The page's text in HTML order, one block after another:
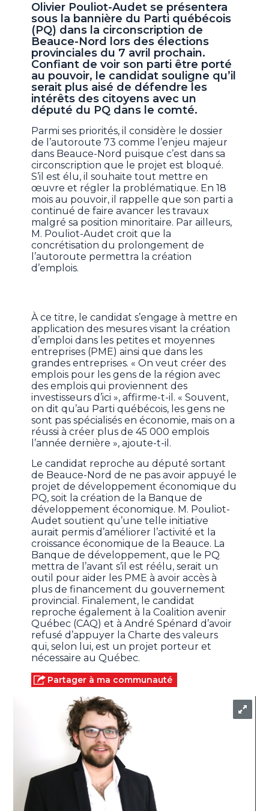
Olivier Pouliot-Audet se présentera
sous la bannière du Parti québécois
(PQ) dans la circonscription de
Beauce-Nord lors des élections
provinciales du 7 avril prochain.
Confiant de voir son parti être porté
au pouvoir, le candidat souligne qu’il
serait plus aisé de défendre les
intérêts des citoyens avec un
député du PQ dans le comté.
Parmi ses priorités, il considère le dossier
de l’autoroute 73 comme l’enjeu majeur
dans Beauce-Nord puisque c’est dans sa
circonscription que le projet est bloqué.
S’il est élu, il souhaite tout mettre en
œuvre et régler la problématique. En 18
mois au pouvoir, il rappelle que son parti a
continué de faire avancer les travaux
malgré sa position minoritaire. Par ailleurs,
M. Pouliot-Audet croit que la
concrétisation du prolongement de
l’autoroute permettra la création
d’emplois.
À ce titre, le candidat s’engage à mettre en
application des mesures visant la création
d’emploi dans les petites et moyennes
entreprises (PME) ainsi que dans les
grandes entreprises. « On veut créer des
emplois pour les gens de la région avec
des emplois qui proviennent des
investisseurs d’ici », affirme-t-il. « Souvent,
on dit qu’au Parti québécois, les gens ne
sont pas spécialisés en économie, mais on a
réussi à créer plus de 45 000 emplois
l’année dernière », ajoute-t-il.
Le candidat reproche au député sortant
de Beauce-Nord de ne pas avoir appuyé le
projet de développement économique du
PQ, soit la création de la Banque de
développement économique. M. Pouliot-
Audet soutient qu’une telle initiative
aurait permis d’améliorer l’activité et la
croissance économique de la Beauce. La
Banque de développement, que le PQ
mettra de l’avant s’il est réélu, serait un
outil pour aider les PME à avoir accès à
plus de financement du gouvernement
provincial. Finalement, le candidat
reproche également à la Coalition avenir
Québec (CAQ) et à André Spénard d’avoir
refusé d’appuyer la Charte des valeurs
qui, selon lui, est un projet porteur et
nécessaire au Québec.
Partager à ma communauté